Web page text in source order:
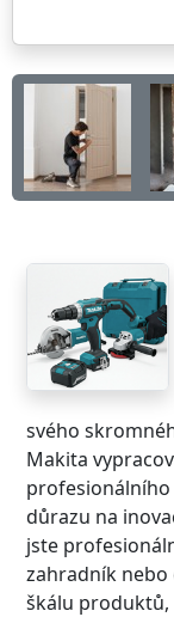
svého
Makita
důrazu na
jste
zahradník
škálu produktů,